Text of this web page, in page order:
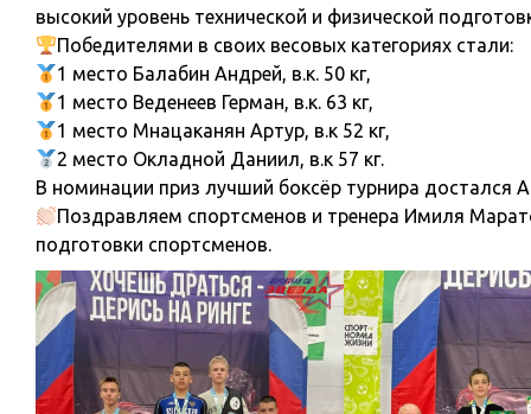
высокий уровень технической и физической
Победителями в своих весовых категориях стали:
1 место Балабин Андрей, в.к. 50 кг,
1 место Веденеев Герман, в.к. 63 кг,
1 место Мнацаканян Артур, в.к 52 кг,
2 место Окладной Даниил, в.к 57 кг.
В номинации приз лучший боксёр турнира достался
Поздравляем спортсменов и тренера Имиля
подготовки спортсменов.